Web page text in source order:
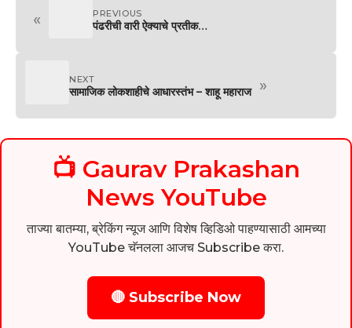
« PREVIOUS
पंढरीची वारी ऐक्याचे प्रतीक…
NEXT
सामाजिक लोकशाहीचे आधारस्तंभ – शाहू महाराज »
📺 Gaurav Prakashan
News YouTube
ताज्या बातम्या, ब्रेकिंग न्यूज आणि विशेष व्हिडिओ पाहण्यासाठी आमच्या
YouTube चॅनलला आजच Subscribe करा.
🔴 Subscribe Now